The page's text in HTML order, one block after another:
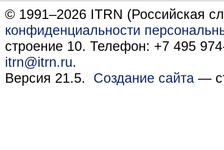
© 1991–2026 ITRN (Российская
конфиденциальности
строение 10. Телефон: +7 495
itrn@itrn.ru.
Версия 21.5. Создание сайта —